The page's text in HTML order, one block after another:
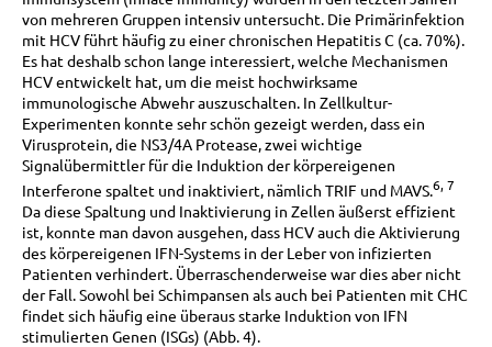
von mehreren Gruppen intensiv untersucht. Die Primärinfektion
mit HCV führt häufig zu einer chronischen Hepatitis C (ca. 70%).
Es hat deshalb schon lange interessiert, welche Mechanismen
HCV entwickelt hat, um die meist hochwirksame
immunologische Abwehr auszuschalten. In Zellkultur-
Experimenten konnte sehr schön gezeigt werden, dass ein
Virusprotein, die NS3/4A Protease, zwei wichtige
Signalübermittler für die Induktion der körpereigenen
Interferone spaltet und inaktiviert, nämlich TRIF und MAVS.6, 7
Da diese Spaltung und Inaktivierung in Zellen äußerst effizient
ist, konnte man davon ausgehen, dass HCV auch die Aktivierung
des körpereigenen IFN-Systems in der Leber von infizierten
Patienten verhindert. Überraschenderweise war dies aber nicht
der Fall. Sowohl bei Schimpansen als auch bei Patienten mit CHC
findet sich häufig eine überaus starke Induktion von IFN
stimulierten Genen (ISGs) (Abb. 4).